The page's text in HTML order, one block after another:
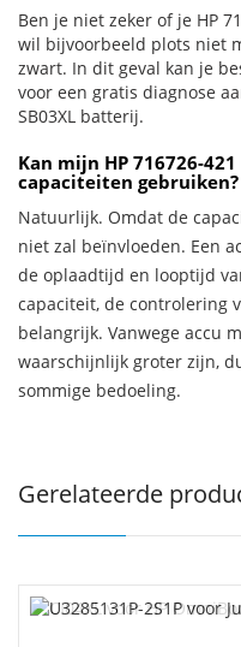
Ben je niet zeker of je HP
wil bijvoorbeeld plots niet
zwart. In dit geval kan je
voor een gratis diagnose
SB03XL batterij.
Kan mijn HP 716726-
capaciteiten gebruiken?
Natuurlijk. Omdat de
niet zal beïnvloeden. Een
de oplaadtijd en looptijd
capaciteit, de controlering
belangrijk. Vanwege accu
waarschijnlijk groter zijn,
sommige bedoeling.
Gerelateerde